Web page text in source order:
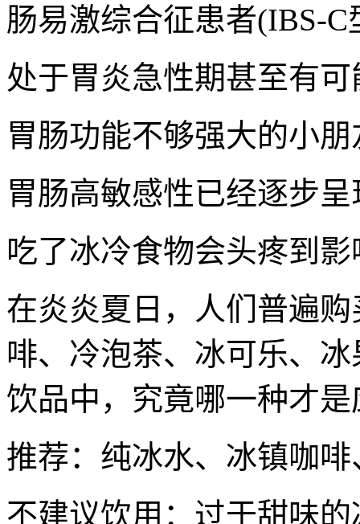
肠易激综合征患者(IBS-C
处于胃炎急性期甚至有
胃肠功能不够强大的小朋
胃肠高敏感性已经逐步
吃了冰冷食物会头疼到
在炎炎夏日，人们普遍
啡、冷泡茶、冰可乐、
饮品中，究竟哪一种才
推荐：纯冰水、冰镇咖
不建议饮用：过于甜味